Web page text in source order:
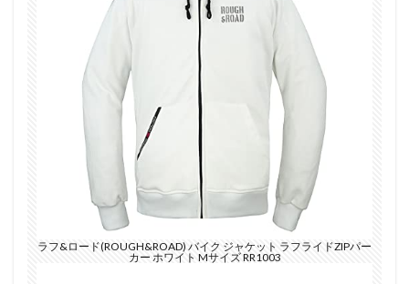
ラフ&ロード(ROUGH&ROAD) バイク ジャケット ラフライドZIPパー
カー ホワイト Mサイズ RR1003